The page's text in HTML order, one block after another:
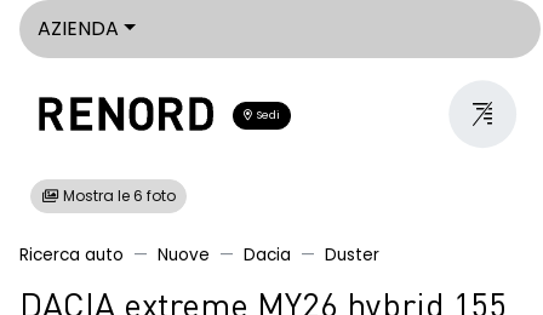
AZIENDA
Sedi
Mostra le 6 foto
Ricerca auto Nuove Dacia Duster